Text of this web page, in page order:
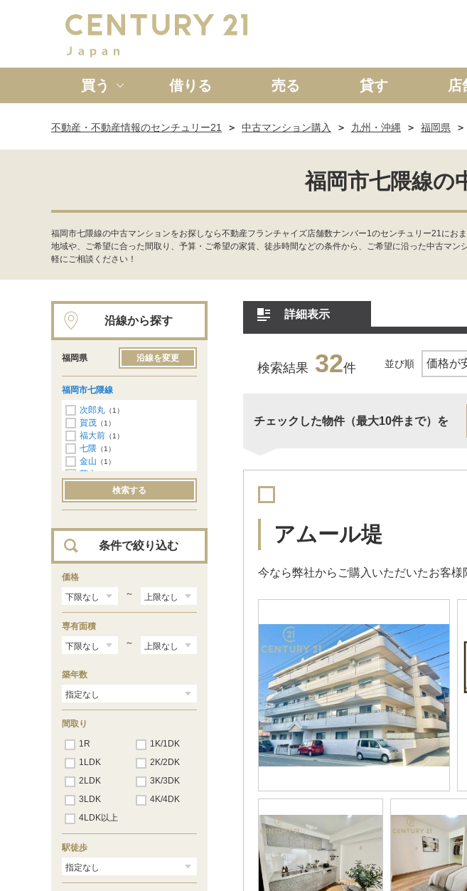
買う
新築一戸建て 中古一戸建て マンション
借りる 売る 貸す 店
不動産・不動産情報のセンチュリー21 中古マンション購入 九州・沖縄 福岡県
福岡市七隈線の
福岡市七隈線の中古マンションをお探しなら不動産フランチャイズ店舗数ナンバー1のセンチュリー21に
地域や、ご希望に合った間取り、予算・ご希望の家賃、徒歩時間などの条件から、ご希望に沿った中古マ
軽にご相談ください！
詳細表示
検索結果 32件 並び順
チェックした物件（最大10件まで）を
アムール堤
今なら弊社からご購入いただいたお客
沿線から探す
福岡県 沿線を変更
福岡市七隈線
次郎丸 （1）
賀茂 （1）
福大前 （1）
七隈 （1）
金山 （1）
茶山
（4）
六本松（3）
桜坂（4）
（5）
渡辺通（2）
天神南（3）
博多（14）
検索する
条件で絞り込む
価格
～
専有面積
～
築年数
間取り
1R
1K/1DK
1LDK
2K/2DK
2LDK
3K/3DK
3LDK
4K/4DK
4LDK以上
駅徒歩